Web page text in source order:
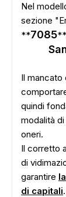
Nel
sezione
**7085
Il mancato
quindi
modalità
oneri.
Il corretto
di
garantire
di capitali